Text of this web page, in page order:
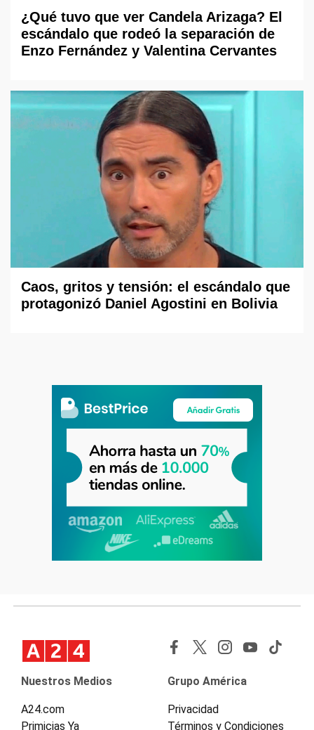
¿Qué tuvo que ver Candela Arizaga? El
escándalo que rodeó la separación de
Enzo Fernández y Valentina Cervantes
Caos, gritos y tensión: el escándalo que
protagonizó Daniel Agostini en Bolivia
Nuestros Medios
A24.com
Primicias Ya
Grupo América
Privacidad
Términos y Condiciones